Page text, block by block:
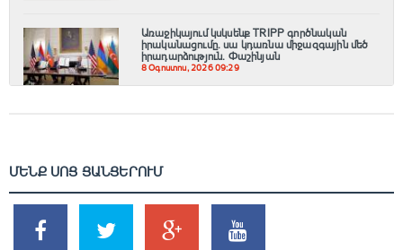
Առաջիկայում կսկսենք TRIPP գործնական
իրականացումը․ սա կդառնա միջազգային մեծ
իրադարձություն․ Փաշինյան
8 Օգոստոս, 2026 09:29
ՄԵՆՔ ՍՈՑ ՑԱՆՑԵՐՈՒՄ
2k
SHARES
1.5k
TWEETS
203
SHARES
620
SHARES